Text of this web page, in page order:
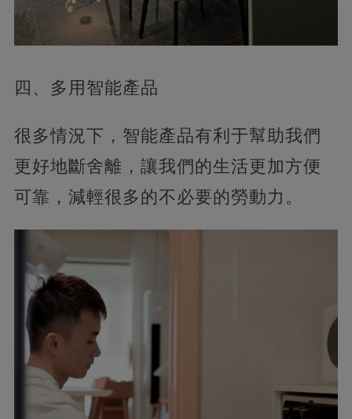
四、多用智能產品
很多情況下，智能產品有利于幫助我們
更好地斷舍離，讓我們的生活更加方便
可靠，減輕很多的不必要的勞動力。